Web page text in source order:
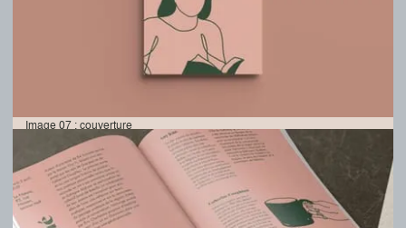
Image 07 : couverture